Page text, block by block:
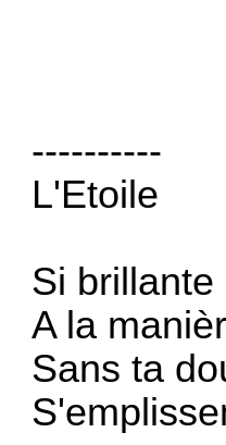
----------
L'Etoile
Si brillante
A la
Sans ta